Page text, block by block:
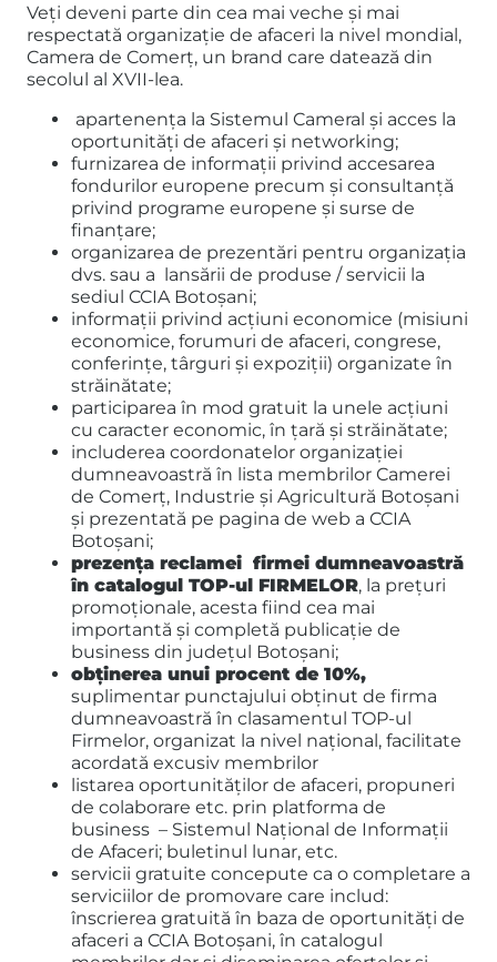
Veţi deveni parte din cea mai veche și mai
respectată organizație de afaceri la nivel mondial,
Camera de Comerț, un brand care datează din
secolul al XVII-lea.
apartenenţa la Sistemul Cameral și acces la
oportunități de afaceri și networking;
furnizarea de informații privind accesarea
fondurilor europene precum și consultanță
privind programe europene și surse de
finanțare;
organizarea de prezentări pentru organizația
dvs. sau a lansării de produse / servicii la
sediul CCIA Botoșani;
informații privind acţiuni economice (misiuni
economice, forumuri de afaceri, congrese,
conferinţe, târguri şi expoziţii) organizate în
străinătate;
participarea în mod gratuit la unele acțiuni
cu caracter economic, în țară și străinătate;
includerea coordonatelor organizației
dumneavoastră în lista membrilor Camerei
de Comerț, Industrie și Agricultură Botoșani
și prezentată pe pagina de web a CCIA
Botoșani;
prezența reclamei firmei dumneavoastră
în catalogul TOP-ul FIRMELOR, la prețuri
promoționale, acesta fiind cea mai
importantă și completă publicație de
business din județul Botoșani;
obținerea unui procent de 10%,
suplimentar punctajului obținut de firma
dumneavoastră în clasamentul TOP-ul
Firmelor, organizat la nivel național, facilitate
acordată excusiv membrilor
listarea oportunităţilor de afaceri, propuneri
de colaborare etc. prin platforma de
business – Sistemul Național de Informații
de Afaceri; buletinul lunar, etc.
servicii gratuite concepute ca o completare a
serviciilor de promovare care includ:
înscrierea gratuită în baza de oportunități de
afaceri a CCIA Botoșani, în catalogul